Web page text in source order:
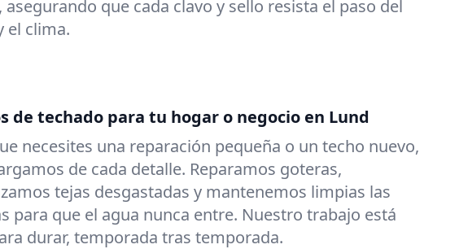
asegurando que cada clavo y sello resista el paso del
el clima.
de techado para tu hogar o negocio en Lund
necesites una reparación pequeña o un techo nuevo,
de cada detalle. Reparamos goteras,
tejas desgastadas y mantenemos limpias las
para que el agua nunca entre. Nuestro trabajo está
durar, temporada tras temporada.